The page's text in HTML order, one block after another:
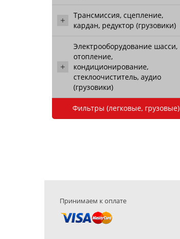
Трансмиссия, сцепление,
кардан, редуктор (грузовики)
Электрооборудование шасси,
отопление,
кондиционирование,
стеклоочиститель, аудио
(грузовики)
Фильтры (легковые, грузовые)
Принимаем к оплате